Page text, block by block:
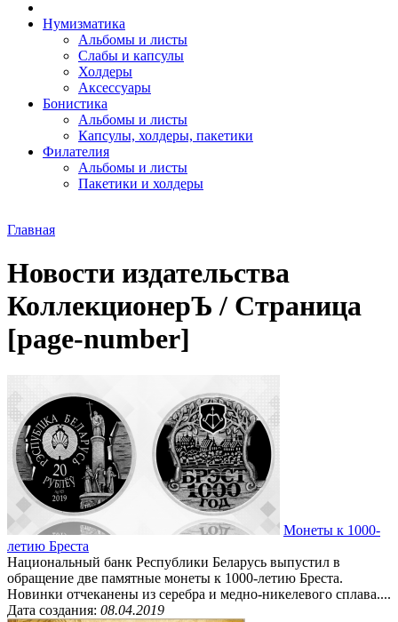
Нумизматика
Альбомы и листы
Слабы и капсулы
Холдеры
Аксессуары
Бонистика
Альбомы и листы
Капсулы, холдеры, пакетики
Филателия
Альбомы и листы
Пакетики и холдеры
Главная
Новости издательства
КоллекционерЪ / Страница
[page-number]
Монеты к 1000-
летию Бреста
Национальный банк Республики Беларусь выпустил в
обращение две памятные монеты к 1000-летию Бреста.
Новинки отчеканены из серебра и медно-никелевого сплава....
Дата создания: 08.04.2019